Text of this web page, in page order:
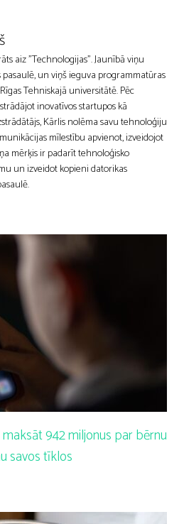
aiz "Technologijas". Jaunībā viņu
pasaulē, un viņš ieguva programmatūras
Tehniskajā universitātē. Pēc
inovatīvos startupos kā
Kārlis nolēma savu tehnoloģiju
mīlestību apvienot, izveidojot
mērķis ir padarīt tehnoloģisko
un izveidot kopieni datorikas
942 miljonus par bērnu
savos tīklos